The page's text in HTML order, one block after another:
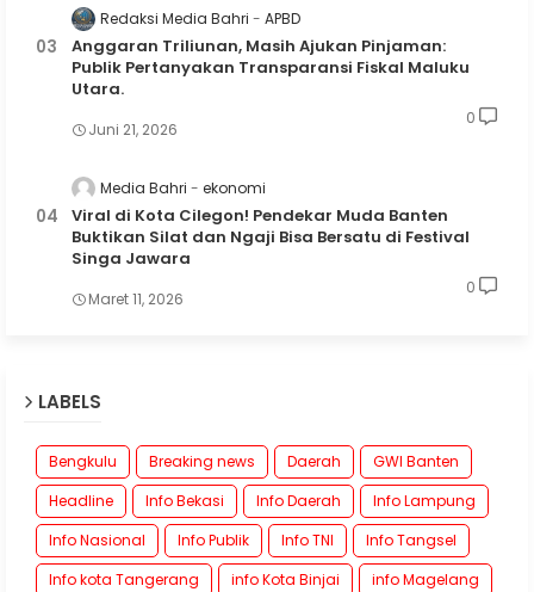
Redaksi Media Bahri APBD
Anggaran Triliunan, Masih Ajukan Pinjaman:
Publik Pertanyakan Transparansi Fiskal Maluku
Utara.
Juni 21, 2026
0
Media Bahri ekonomi
Viral di Kota Cilegon! Pendekar Muda Banten
Buktikan Silat dan Ngaji Bisa Bersatu di Festival
Singa Jawara
Maret 11, 2026
0
LABELS
Bengkulu Breaking news Daerah
GWI Banten
Headline
Info Bekasi Info Daerah
Info Lampung
Info Nasional
Info Publik Info TNI
Info Tangsel
Info kota Tangerang
info Kota Binjai
info Magelang